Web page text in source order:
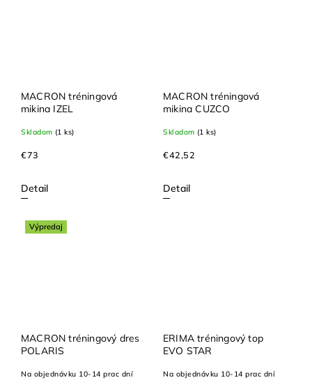
MACRON tréningová
mikina IZEL
Skladom (1 ks)
€73
Detail
MACRON tréningová
mikina CUZCO
Skladom (1 ks)
€42,52
Detail
Výpredaj
MACRON tréningový dres
POLARIS
Na objednávku 10-14 prac dní
ERIMA tréningový top
EVO STAR
Na objednávku 10-14 prac dní